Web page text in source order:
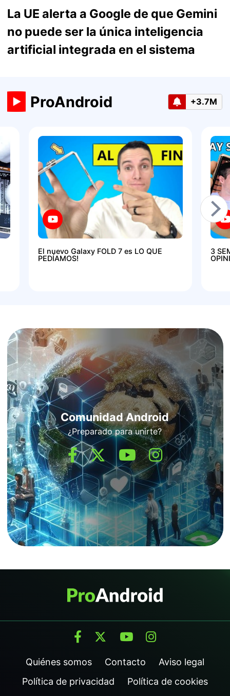
La UE alerta a Google de que Gemini
no puede ser la única inteligencia
artificial integrada en el sistema
ProAndroid +3.7M
El nuevo Galaxy FOLD 7 es LO QUE
PEDÍAMOS!
3
Comunidad Android
¿Preparado para unirte?
Quiénes somos Contacto
Aviso legal
Política de privacidad
Política de cookies